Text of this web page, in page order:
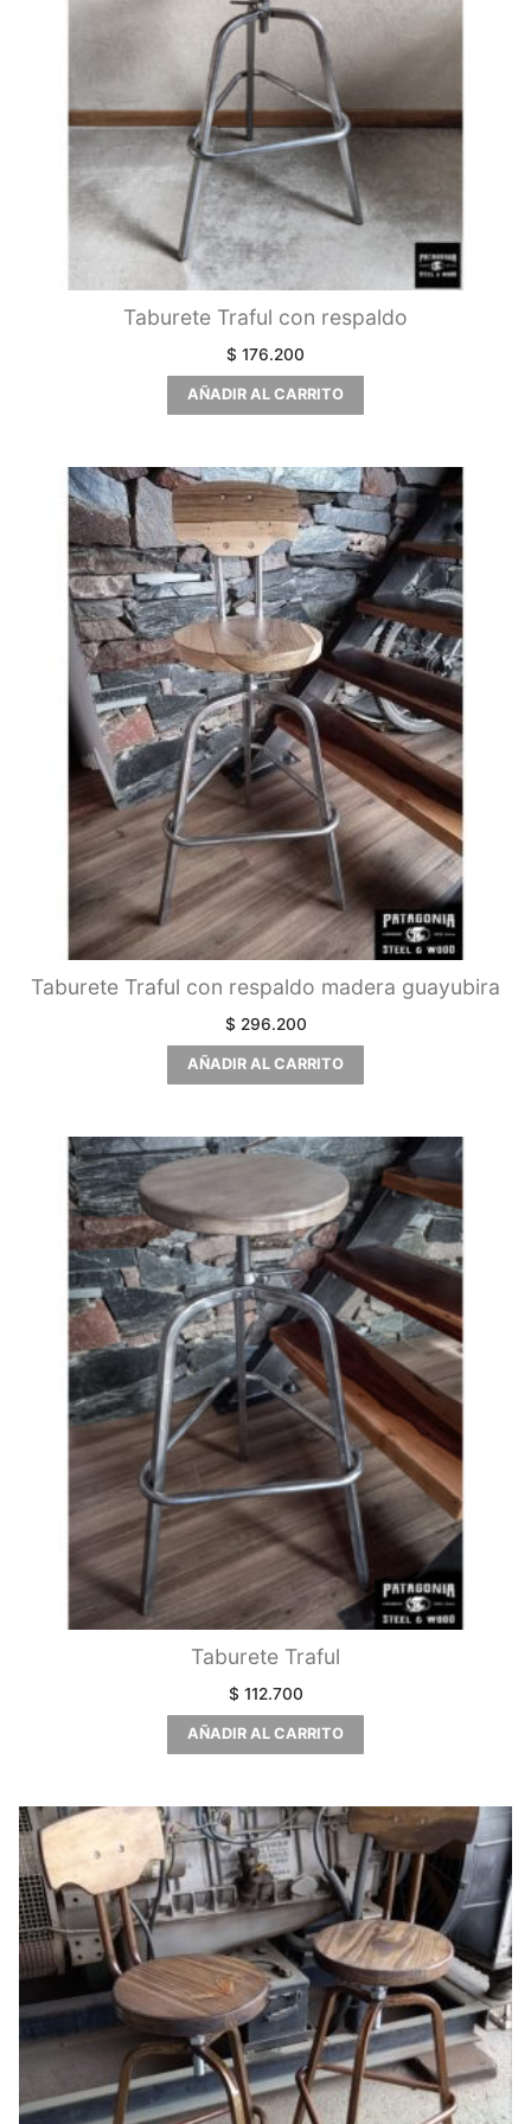
Taburete Traful con respaldo
$ 176.200
AÑADIR AL CARRITO
Taburete Traful con respaldo madera guayubira
$ 296.200
AÑADIR AL CARRITO
Taburete Traful
$ 112.700
AÑADIR AL CARRITO